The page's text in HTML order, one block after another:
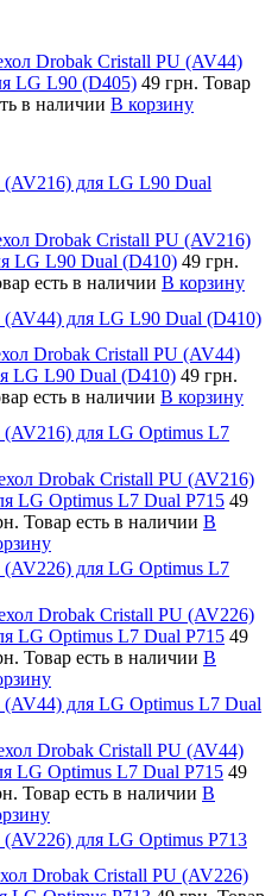
Drobak Cristall PU (AV44)
LG L90 (D405) 49 грн. Товар
в наличии В корзину
для LG L90 Dual
Drobak Cristall PU (AV216)
LG L90 Dual (D410) 49 грн.
есть в наличии В корзину
для LG L90 Dual (D410)
Drobak Cristall PU (AV44)
LG L90 Dual (D410) 49 грн.
есть в наличии В корзину
для LG Optimus L7
Drobak Cristall PU (AV216)
LG Optimus L7 Dual P715 49
Товар есть в наличии В
для LG Optimus L7
Drobak Cristall PU (AV226)
LG Optimus L7 Dual P715 49
Товар есть в наличии В
для LG Optimus L7 Dual
Drobak Cristall PU (AV44)
LG Optimus L7 Dual P715 49
Товар есть в наличии В
для LG Optimus P713
Drobak Cristall PU (AV226)